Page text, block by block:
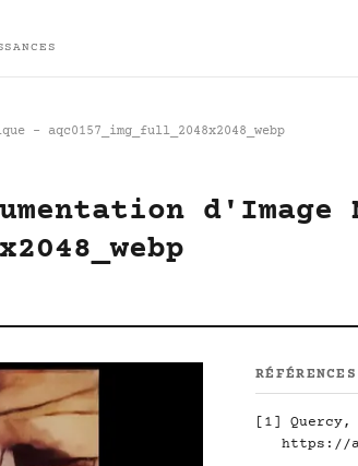
- aqc0157_img_full_2048x2048_webp
d'Image
RÉFÉRENCES
[1]
https://